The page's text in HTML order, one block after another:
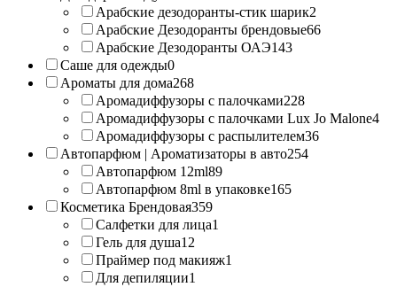
Арабские дезодоранты-стик шарик2
Арабские Дезодоранты брендовые66
Арабские Дезодоранты ОАЭ143
Саше для одежды0
Ароматы для дома268
Аромадиффузоры с палочками228
Аромадиффузоры с палочками Lux Jo Malone4
Аромадиффузоры с распылителем36
Автопарфюм | Ароматизаторы в авто254
Автопарфюм 12ml89
Автопарфюм 8ml в упаковке165
Косметика Брендовая359
Салфетки для лица1
Гель для душа12
Праймер под макияж1
Для депиляции1